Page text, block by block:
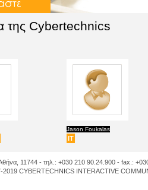
της Cybertechnics
Jason Foukalas
IT
11744 - τηλ.: +030 210 90.24.900 - fax.:
CYBERTECHNICS INTERACTIVE